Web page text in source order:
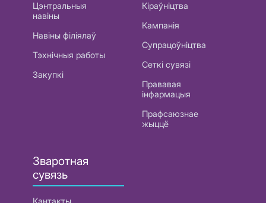
Цэнтральныя
навіны
Навіны філіялаў
Тэхнічныя работы
Закупкі
Кіраўніцтва
Кампанія
Супрацоўніцтва
Сеткі сувязі
Прававая
інфармацыя
Прафсаюзнае
жыццё
Зваротная
сувязь